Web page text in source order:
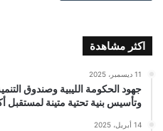
اكثر مشاهدة
11 ديسمبر، 2025
جهود الحكومة الليبية وصندوق
وتأسيس بنية تحتية متينة لمستقبل
14 أبريل، 2025